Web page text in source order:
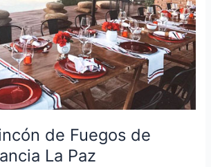
de Fuegos de
La Paz